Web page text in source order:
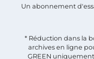
Un abonnement
* Réduction dans la
archives en ligne
GREEN